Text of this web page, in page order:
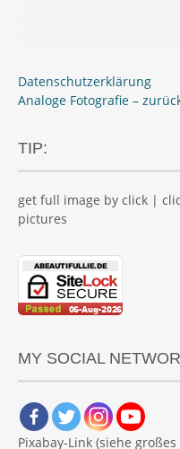
Datenschutzerklärung
Analoge Fotografie –
TIP:
get full image by click |
pictures
MY SOCIAL
Pixabay-Link (siehe